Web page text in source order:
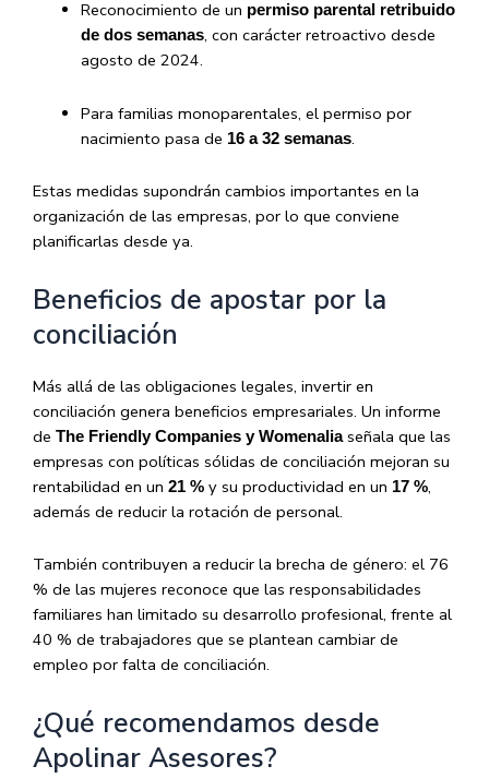
Reconocimiento de un permiso parental retribuido
de dos semanas, con carácter retroactivo desde
agosto de 2024.
Para familias monoparentales, el permiso por
nacimiento pasa de 16 a 32 semanas.
Estas medidas supondrán cambios importantes en la
organización de las empresas, por lo que conviene
planificarlas desde ya.
Beneficios de apostar por la
conciliación
Más allá de las obligaciones legales, invertir en
conciliación genera beneficios empresariales. Un informe
de The Friendly Companies y Womenaliaseñala que las
empresas con políticas sólidas de conciliación mejoran su
rentabilidad en un 21 % y su productividad en un 17 %,
además de reducir la rotación de personal.
También contribuyen a reducir la brecha de género: el 76
% de las mujeres reconoce que las responsabilidades
familiares han limitado su desarrollo profesional, frente al
40 % de trabajadores que se plantean cambiar de
empleo por falta de conciliación.
¿Qué recomendamos desde
Apolinar Asesores?